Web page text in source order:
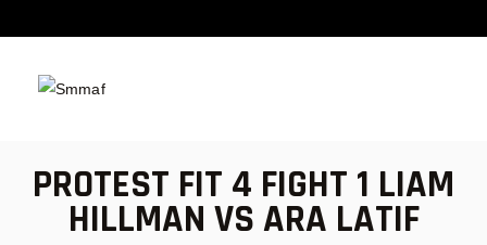
PROTEST FIT 4 FIGHT 1 LIAM
HILLMAN VS ARA LATIF